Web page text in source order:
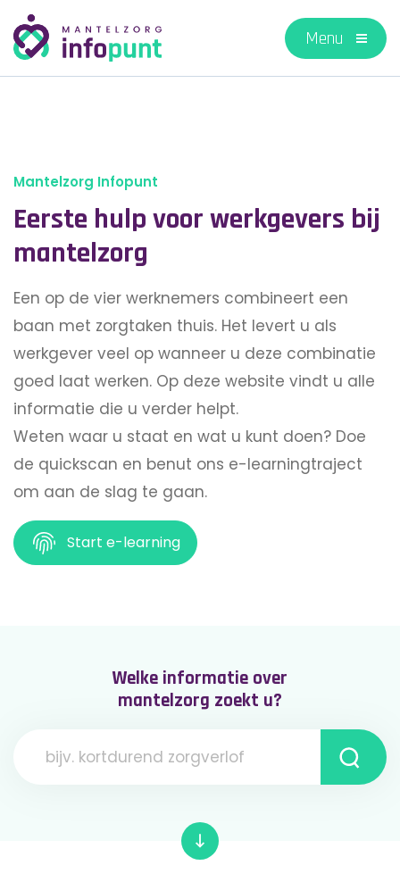
Mantelzorg Infopunt
Eerste hulp voor werkgevers bij
mantelzorg
Een op de vier werknemers combineert een
baan met zorgtaken thuis. Het levert u als
werkgever veel op wanneer u deze combinatie
goed laat werken. Op deze website vindt u alle
informatie die u verder helpt.
Weten waar u staat en wat u kunt doen? Doe
de quickscan en benut ons e-learningtraject
om aan de slag te gaan.
Start e-learning
Welke informatie over
mantelzorg zoekt u?